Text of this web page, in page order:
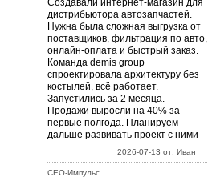
Создавали интернет-магазин для
дистрибьютора автозапчастей.
Нужна была сложная выгрузка от
поставщиков, фильтрация по авто,
онлайн-оплата и быстрый заказ.
Команда demis group
спроектировала архитектуру без
костылей, всё работает.
Запустились за 2 месяца.
Продажи выросли на 40% за
первые полгода. Планируем
дальше развивать проект с ними
2026-07-13 от: Иван
СЕО-Импульс